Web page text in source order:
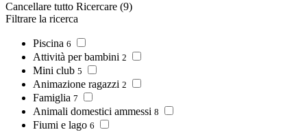
Cancellare tutto Ricercare (9)
Filtrare la ricerca
Piscina 6
Attività per bambini 2
Mini club 5
Animazione ragazzi 2
Famiglia 7
Animali domestici ammessi 8
Fiumi e lago 6